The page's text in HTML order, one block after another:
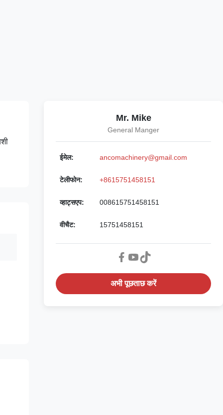
Mr. Mike
General Manger
ईमेल: ancomachinery@gmail.com
टेलीफोन: +8615751458151
व्हाट्सएप: 008615751458151
वीचैट: 15751458151
अभी पूछताछ करें